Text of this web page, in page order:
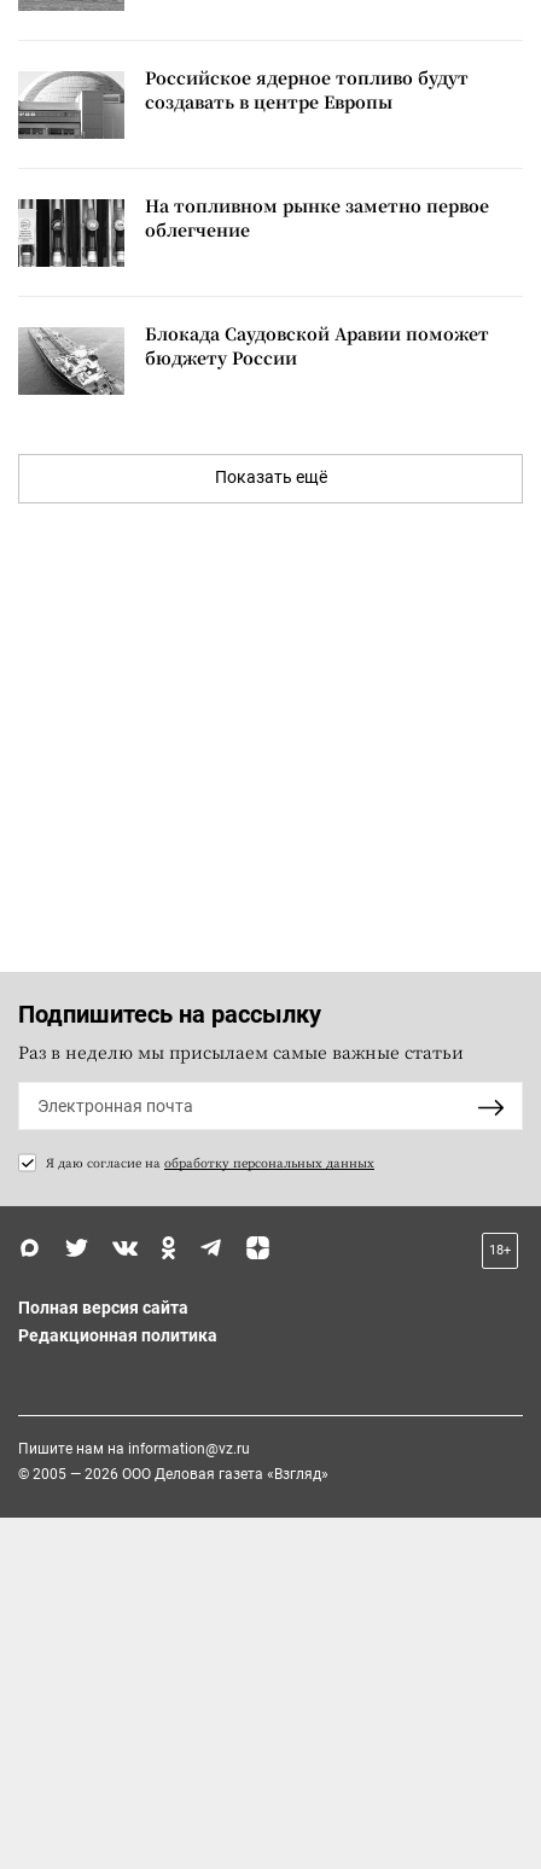
Российское ядерное топливо будут
создавать в центре Европы
На топливном рынке заметно первое
облегчение
Блокада Саудовской Аравии поможет
бюджету России
Показать ещё
Подпишитесь на рассылку
Раз в неделю мы присылаем самые важные статьи
Я даю согласие на обработку персональных данных
18+
Полная версия сайта
Редакционная политика
Пишите нам на information@vz.ru
© 2005 — 2026 ООО Деловая газета «Взгляд»